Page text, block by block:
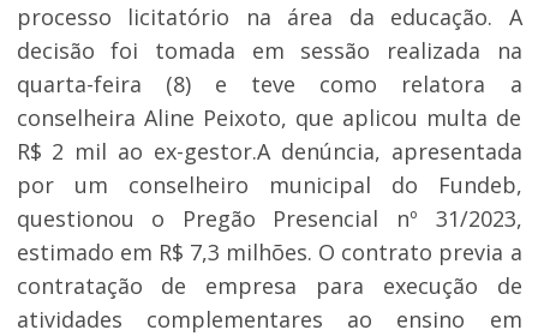
processo licitatório na área da educação. A
decisão foi tomada em sessão realizada na
quarta-feira (8) e teve como relatora a
conselheira Aline Peixoto, que aplicou multa de
R$ 2 mil ao ex-gestor.A denúncia, apresentada
por um conselheiro municipal do Fundeb,
questionou o Pregão Presencial nº 31/2023,
estimado em R$ 7,3 milhões. O contrato previa a
contratação de empresa para execução de
atividades complementares ao ensino em